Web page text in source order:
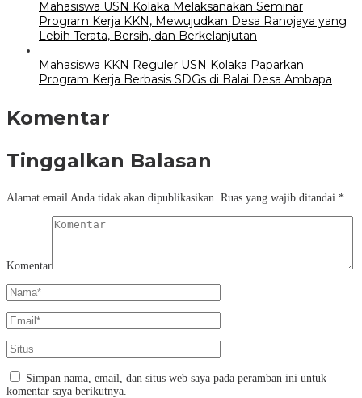
Mahasiswa USN Kolaka Melaksanakan Seminar
Program Kerja KKN, Mewujudkan Desa Ranojaya yang
Lebih Terata, Bersih, dan Berkelanjutan
Mahasiswa KKN Reguler USN Kolaka Paparkan
Program Kerja Berbasis SDGs di Balai Desa Ambapa
Komentar
Tinggalkan Balasan
Alamat email Anda tidak akan dipublikasikan. Ruas yang wajib ditandai *
Komentar
Simpan nama, email, dan situs web saya pada peramban ini untuk
komentar saya berikutnya.